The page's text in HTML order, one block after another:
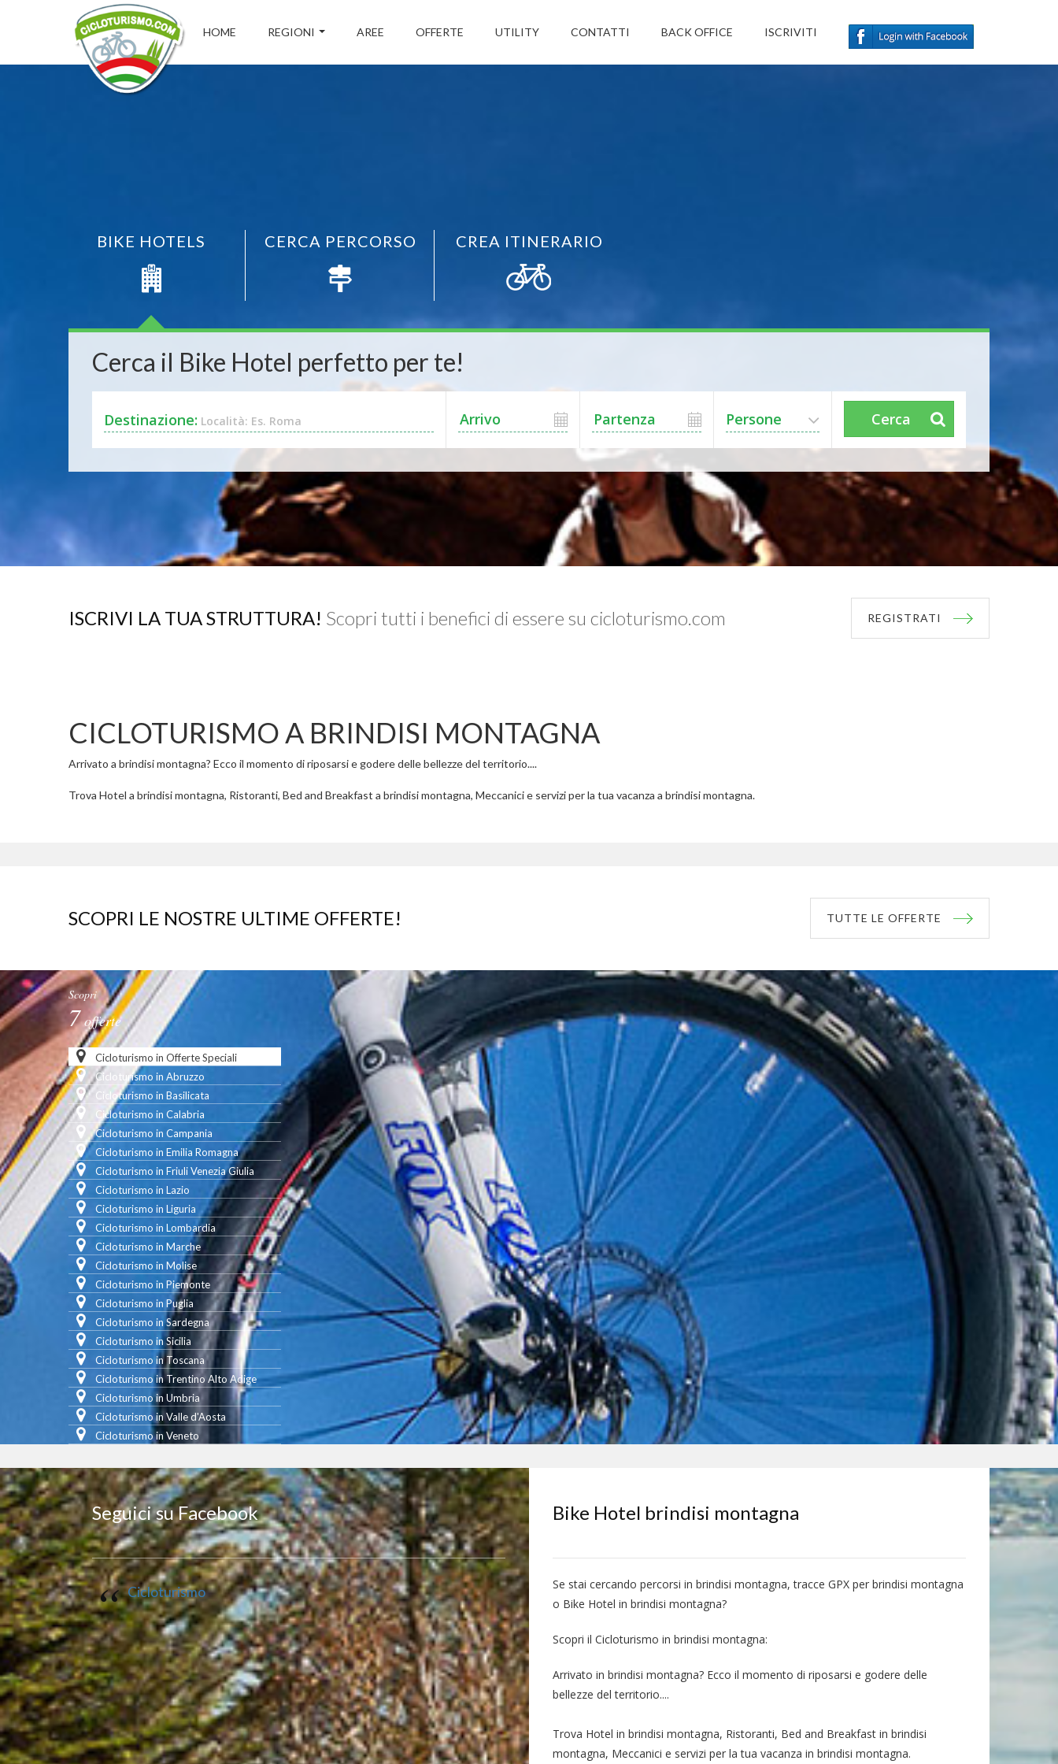
HOME REGIONI AREE OFFERTE UTILITY CONTATTI BACK OFFICE ISCRIVITI
BIKE HOTELS CERCA PERCORSO CREA ITINERARIO
Cerca il Bike Hotel perfetto per te!
Destinazione: Località: Es. Roma Persone Cerca
ISCRIVI LA TUA STRUTTURA! Scopri tutti i benefici di essere su cicloturismo.com REGISTRATI
CICLOTURISMO A BRINDISI MONTAGNA
Arrivato a brindisi montagna? Ecco il momento di riposarsi e godere delle bellezze del territorio....
Trova Hotel a brindisi montagna, Ristoranti, Bed and Breakfast a brindisi montagna, Meccanici e servizi per la tua vacanza a brindisi montagna.
SCOPRI LE NOSTRE ULTIME OFFERTE! TUTTE LE OFFERTE
Scopri
7offerte
Cicloturismo in Offerte Speciali
Cicloturismo in Abruzzo
Cicloturismo in Basilicata
Cicloturismo in Calabria
Cicloturismo in Campania
Cicloturismo in Emilia Romagna
Cicloturismo in Friuli Venezia Giulia
Cicloturismo in Lazio
Cicloturismo in Liguria
Cicloturismo in Lombardia
Cicloturismo in Marche
Cicloturismo in Molise
Cicloturismo in Piemonte
Cicloturismo in Puglia
Cicloturismo in Sardegna
Cicloturismo in Sicilia
Cicloturismo in Toscana
Cicloturismo in Trentino Alto Adige
Cicloturismo in Umbria
Cicloturismo in Valle d'Aosta
Cicloturismo in Veneto
Seguici su Facebook
Cicloturismo
Bike Hotel brindisi montagna
Se stai cercando percorsi in brindisi montagna, tracce GPX per brindisi montagna
o Bike Hotel in brindisi montagna?
Scopri il Cicloturismo in brindisi montagna:
Arrivato in brindisi montagna? Ecco il momento di riposarsi e godere delle
bellezze del territorio....
Trova Hotel in brindisi montagna, Ristoranti, Bed and Breakfast in brindisi
montagna, Meccanici e servizi per la tua vacanza in brindisi montagna.